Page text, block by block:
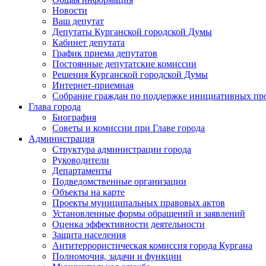
Новости
Ваш депутат
Депутаты Курганской городской Думы
Кабинет депутата
График приема депутатов
Постоянные депутатские комиссии
Решения Курганской городской Думы
Интернет-приемная
Собрание граждан по поддержке инициативных
Глава города
Биография
Советы и комиссии при Главе города
Администрация
Структура администрации города
Руководители
Департаменты
Подведомственные организации
Объекты на карте
Проекты муниципальных правовых актов
Установленные формы обращений и заявлений
Оценка эффективности деятельности
Защита населения
Антитеррористическая комиссия города Кургана
Полномочия, задачи и функции